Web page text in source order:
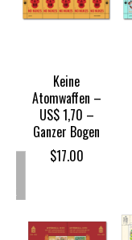
Keine
Atomwaffen –
US$ 1,70 –
Ganzer Bogen
$17.00